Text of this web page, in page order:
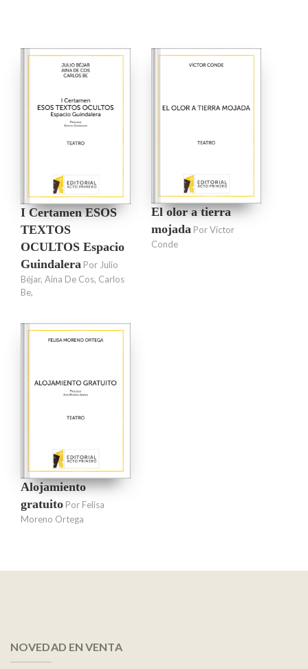
I Certamen ESOS
TEXTOS
OCULTOS Espacio
Guindalera Por Julio
Béjar, Aina De Cos, Carlos
Be,
El olor a tierra
mojada Por Víctor
Conde
Alojamiento
gratuito Por Felisa
Moreno Ortega
NOVEDAD EN VENTA